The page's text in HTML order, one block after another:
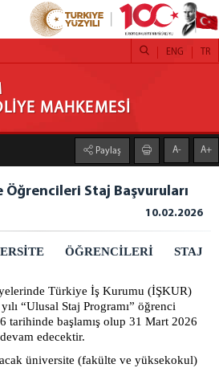
MAHKEMESİ
Başkanı
MAHKEMESİ
TR
ENG
Paylaş A- A+
Öğrencileri Staj Başvuruları
10.02.2026
ÖĞRENCİLERİ STAJ
Türkiye İş Kurumu (İŞKUR)
“Ulusal Staj Programı” öğrenci
tarihinde başlamış olup 31 Mart 2026
edecektir.
üniversite (fakülte ve yüksekokul)